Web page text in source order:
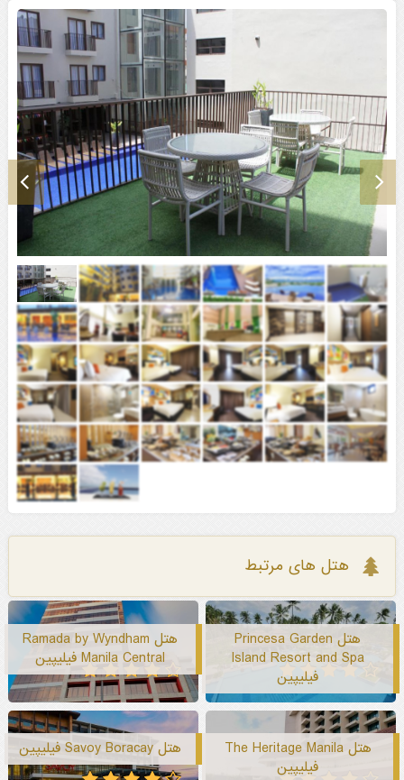
هتل های مرتبط
هتل Princesa Garden
Island Resort and Spa
فیلیپین
هتل Ramada by Wyndham
Manila Central فیلیپین
هتل The Heritage Manila
فیلیپین
هتل Savoy Boracay فیلیپین